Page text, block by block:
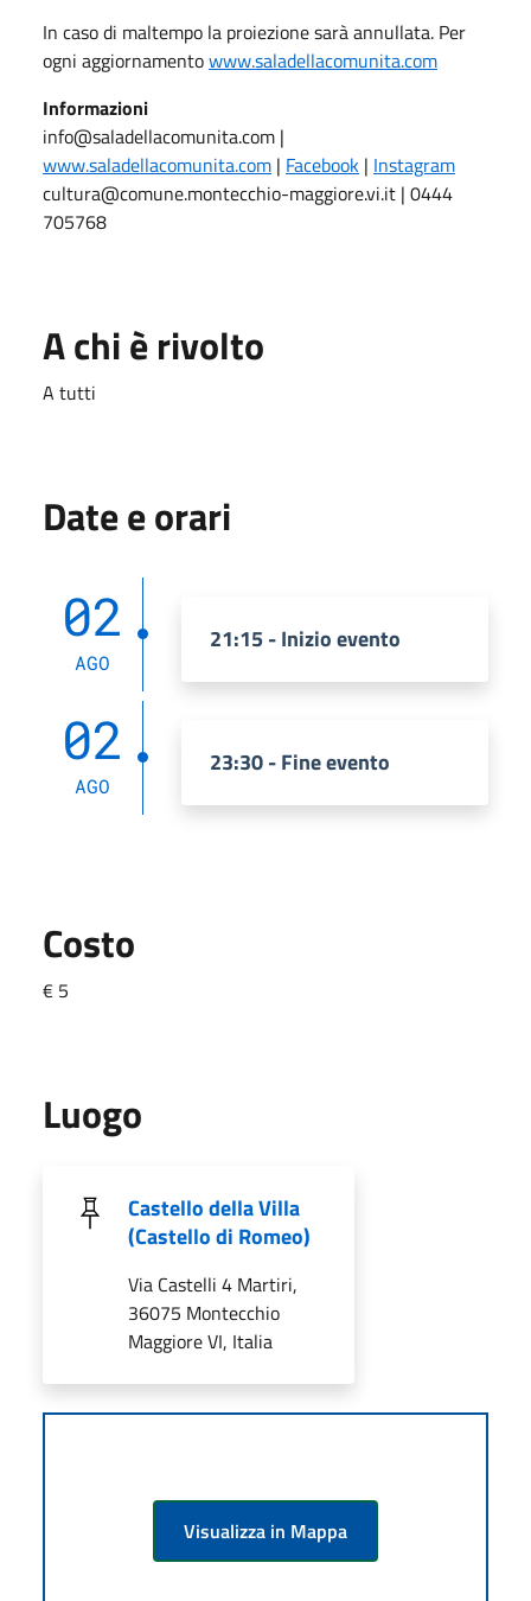
In caso di maltempo la proiezione sarà annullata. Per
ogni aggiornamentowww.saladellacomunita.com
Informazioni
info@saladellacomunita.com |
www.saladellacomunita.com | Facebook | Instagram
cultura@comune.montecchio-maggiore.vi.it | 0444
705768
A chi è rivolto
A tutti
Date e orari
02
AGO
21:15 - Inizio evento
02
AGO
23:30 - Fine evento
Costo
€ 5
Luogo
Castello della Villa
(Castello di Romeo)
Via Castelli 4 Martiri,
36075 Montecchio
Maggiore VI, Italia
Visualizza in Mappa